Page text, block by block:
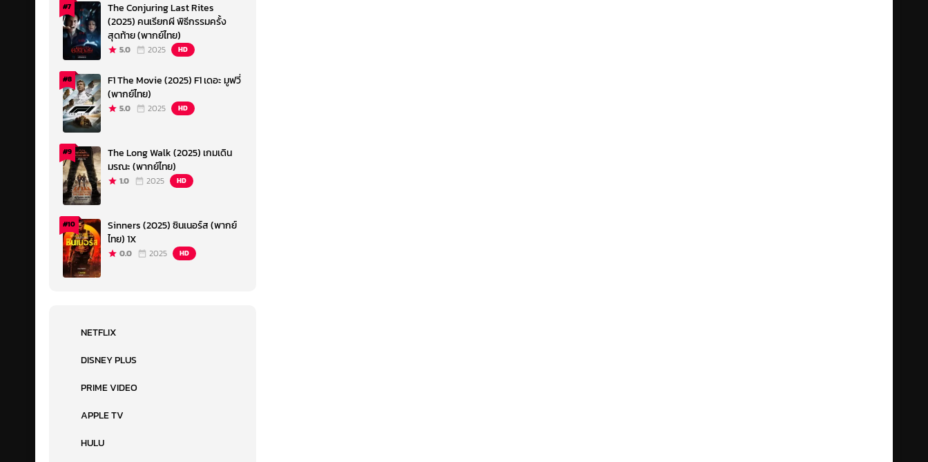
#7
The Conjuring Last Rites
(2025) คนเรียกผี พิธีกรรมครั้ง
สุดท้าย (พากย์ไทย)
5.0 2025 HD
#8
F1 The Movie (2025) F1 เดอะ มูฟวี่
(พากย์ไทย)
5.0 2025 HD
#9
The Long Walk (2025) เกมเดิน
มรณะ (พากย์ไทย)
1.0 2025 HD
#10
Sinners (2025) ซินเนอร์ส (พากย์
ไทย) 1X
0.0 2025 HD
NETFLIX
DISNEY PLUS
PRIME VIDEO
APPLE TV
HULU